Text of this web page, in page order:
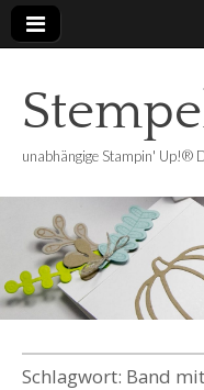
unabhängige Stampin' Up!®
Schlagwort: Band